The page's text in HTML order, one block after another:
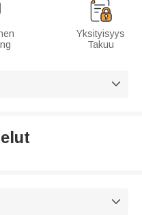
Yksityisyys
Takuu

